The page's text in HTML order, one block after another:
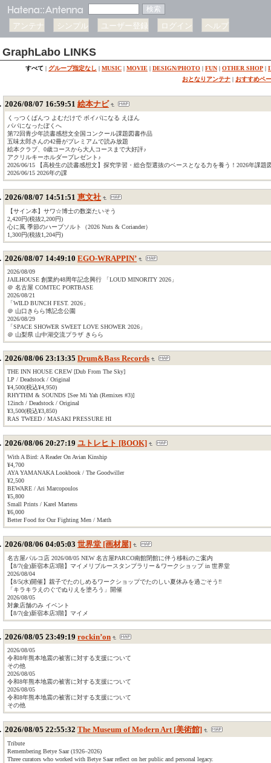
アンテナ シンプル ユーザー登録 ログイン ヘルプ
GraphLabo LINKS
すべて | グループ指定なし | MUSIC | MOVIE | DESIGN/PHOTO | FUN | OTHER SHOP |
おとなりアンテナ | おすすめペ
2026/08/07 16:59:51 絵本ナビ
くっつくぱんつ よむだけで ボイパになる えほん
パパになったぼくへ
第72回青少年読書感想文全国コンクール課題図書作品
五味太郎さんの42冊がプレミアムで読み放題
絵本クラブ、0歳コースから大人コースまで大好評♪
アクリルキーホルダープレゼント♪
2026/06/15 【高校生の読書感想文】探究学習・総合型選抜のベースとなる力を養う！2026年課題
2026/06/15 2026年の課
2026/08/07 14:51:51 恵文社
【サイン本】サワ☆博士の数楽たいそう
2,420円(税抜2,200円)
心に風 季節のハーブソルト（2026 Nuts & Coriander）
1,300円(税抜1,204円)
2026/08/07 14:49:10 EGO-WRAPPIN’
2026/08/09
JAILHOUSE 創業約48周年記念興行 「LOUD MINORITY 2026」
＠ 名古屋 COMTEC PORTBASE
2026/08/21
「WILD BUNCH FEST. 2026」
＠ 山口きらら博記念公園
2026/08/29
「SPACE SHOWER SWEET LOVE SHOWER 2026」
＠ 山梨県 山中湖交流プラザ きらら
2026/08/06 23:13:35 Drum&Bass Records
THE INN HOUSE CREW [Dub From The Sky]
LP / Deadstock / Original
¥4,500(税込¥4,950)
RHYTHM & SOUNDS [See Mi Yah (Remixes #3)]
12inch / Deadstock / Original
¥3,500(税込¥3,850)
RAS TWEED / MASAKI PRESSURE HI
2026/08/06 20:27:19 ユトレヒト [BOOK]
With A Bird: A Reader On Avian Kinship
¥4,700
AYA YAMANAKA Lookbook / The Goodwiller
¥2,500
BEWARE / Ari Marcopoulos
¥5,800
Small Prints / Karel Martens
¥6,000
Better Food for Our Fighting Men / Matth
2026/08/06 04:05:03 世界堂 [画材屋]
名古屋パルコ店 2026/08/05 NEW 名古屋PARCO南館閉館に伴う移転のご案内
【8/7(金)新宿本店3階】マイメリブルースタンプラリー＆ワークショップ in 世界堂
2026/08/04
【8/5(水)開催】親子でたのしめるワークショップでたのしい夏休みを過ごそう‼
「キラキラえのぐでぬりえを塗ろう」開催
2026/08/05
対象店舗のみ イベント
【8/7(金)新宿本店3階】マイメ
2026/08/05 23:49:19 rockin’on
2026/08/05
令和8年熊本地震の被害に対する支援について
その他
2026/08/05
令和8年熊本地震の被害に対する支援について
2026/08/05
令和8年熊本地震の被害に対する支援について
その他
2026/08/05 22:55:32 The Museum of Modern Art [美術館]
Tribute
Remembering Betye Saar (1926–2026)
Three curators who worked with Betye Saar reflect on her public and personal legacy.